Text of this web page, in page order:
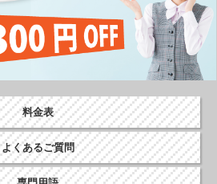
料金表
よくあるご質問